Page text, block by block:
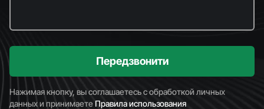
Передзвонити
Нажимая кнопку, вы соглашаетесь с обработкой личных
данных и принимаетеПравила использования